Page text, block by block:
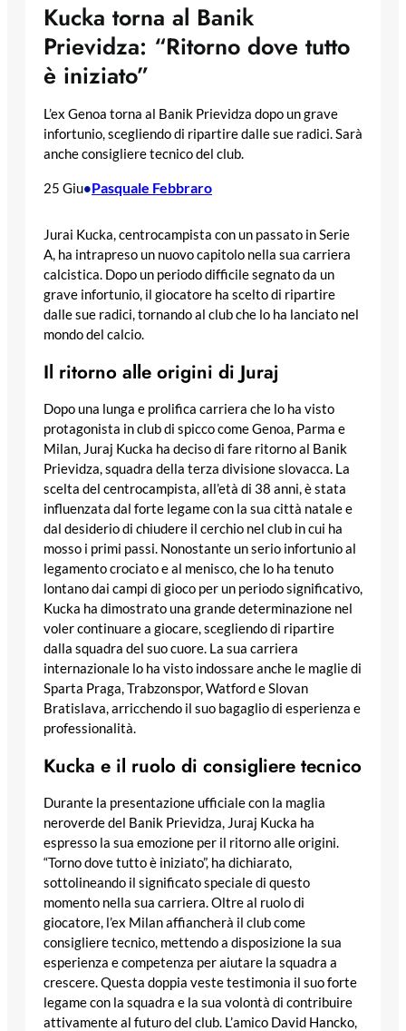
Kucka torna al Banik
Prievidza: “Ritorno dove tutto
è iniziato”
L’ex Genoa torna al Banik Prievidza dopo un grave
infortunio, scegliendo di ripartire dalle sue radici. Sarà
anche consigliere tecnico del club.
25 Giu•Pasquale Febbraro
Jurai Kucka, centrocampista con un passato in Serie
A, ha intrapreso un nuovo capitolo nella sua carriera
calcistica. Dopo un periodo difficile segnato da un
grave infortunio, il giocatore ha scelto di ripartire
dalle sue radici, tornando al club che lo ha lanciato nel
mondo del calcio.
Il ritorno alle origini di Juraj
Dopo una lunga e prolifica carriera che lo ha visto
protagonista in club di spicco come Genoa, Parma e
Milan, Juraj Kucka ha deciso di fare ritorno al Banik
Prievidza, squadra della terza divisione slovacca. La
scelta del centrocampista, all’età di 38 anni, è stata
influenzata dal forte legame con la sua città natale e
dal desiderio di chiudere il cerchio nel club in cui ha
mosso i primi passi. Nonostante un serio infortunio al
legamento crociato e al menisco, che lo ha tenuto
lontano dai campi di gioco per un periodo significativo,
Kucka ha dimostrato una grande determinazione nel
voler continuare a giocare, scegliendo di ripartire
dalla squadra del suo cuore. La sua carriera
internazionale lo ha visto indossare anche le maglie di
Sparta Praga, Trabzonspor, Watford e Slovan
Bratislava, arricchendo il suo bagaglio di esperienza e
professionalità.
Kucka e il ruolo di consigliere tecnico
Durante la presentazione ufficiale con la maglia
neroverde del Banik Prievidza, Juraj Kucka ha
espresso la sua emozione per il ritorno alle origini.
“Torno dove tutto è iniziato”, ha dichiarato,
sottolineando il significato speciale di questo
momento nella sua carriera. Oltre al ruolo di
giocatore, l’ex Milan affiancherà il club come
consigliere tecnico, mettendo a disposizione la sua
esperienza e competenza per aiutare la squadra a
crescere. Questa doppia veste testimonia il suo forte
legame con la squadra e la sua volontà di contribuire
attivamente al futuro del club. L’amico David Hancko,